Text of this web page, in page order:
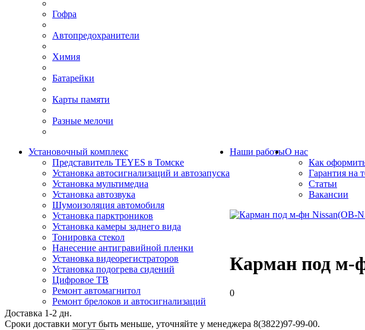
Гофра
Автопредохранители
Химия
Батарейки
Карты памяти
Разные мелочи
Установочный комплекс
Представитель TEYES в Томске
Установка автосигнализаций и автозапуска
Установка мультимедиа
Установка автозвука
Шумоизоляция автомобиля
Установка парктроников
Установка камеры заднего вида
Тонировка стекол
Нанесение антигравийной пленки
Установка видеорегистраторов
Установка подогрева сидений
Цифровое ТВ
Ремонт автомагнитол
Ремонт брелоков и автосигнализаций
Наши работыО нас
Как оформить
Гарантия на
Статьи
Вакансии
Карман под м-
0
Доставка 1-2 дн.
Сроки доставки могут быть меньше, уточняйте у менеджера 8(3822)97-99-00.